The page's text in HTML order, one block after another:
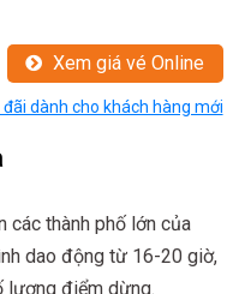
Xem giá vé Online
dành cho khách hàng mới
các thành phố lớn của
dao động từ 16-20 giờ,
lượng điểm dừng.